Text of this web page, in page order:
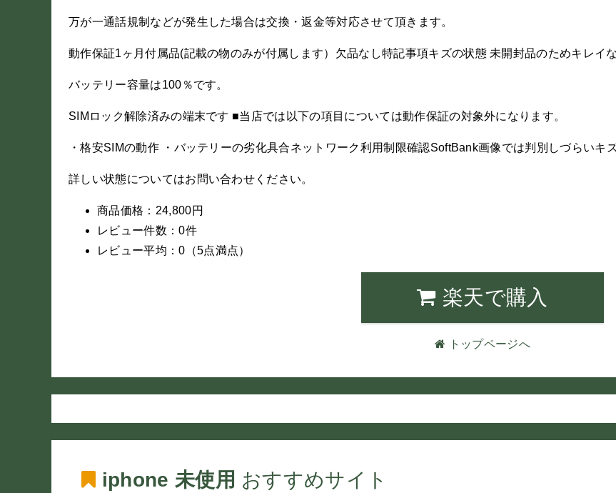
万が一通話規制などが発生した場合は交換・返金等対応させて頂きます。
動作保証1ヶ月付属品(記載の物のみが付属します）欠品なし特記事項キズの状態 未開封品のためキレイな
バッテリー容量は100％です。
SIMロック解除済みの端末です ■当店では以下の項目については動作保証の対象外になります。
・格安SIMの動作 ・バッテリーの劣化具合ネットワーク利用制限確認SoftBank画像では判別しづらいキ
詳しい状態についてはお問い合わせください。
商品価格：24,800円
レビュー件数：0件
レビュー平均：0（5点満点）
楽天で購入
トップページへ
iphone 未使用 おすすめサイト